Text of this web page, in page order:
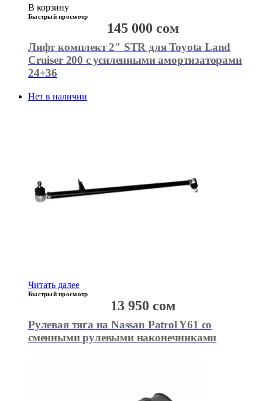
В корзину
Быстрый просмотр
Лифт комплект 2″ STR для Toyota Land
Cruiser 200 с усиленными амортизаторами
24+36
145 000 сом
Нет в наличии
Читать далее
Быстрый просмотр
Рулевая тяга на Nassan Patrol Y61 cо
сменными рулевыми наконечниками
13 950 сом